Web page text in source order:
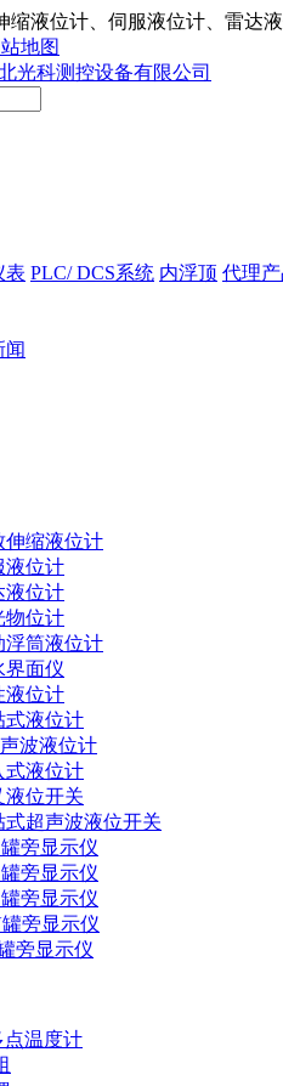
缩液位计、伺服液位计、雷达
地图
表 PLC/ DCS系统 内浮顶 代理
闻
伸缩液位计
液位计
液位计
物位计
浮筒液位计
界面仪
液位计
式液位计
波液位计
式液位计
液位开关
超声波液位开关
旁显示仪
旁显示仪
旁显示仪
旁显示仪
旁显示仪
点温度计